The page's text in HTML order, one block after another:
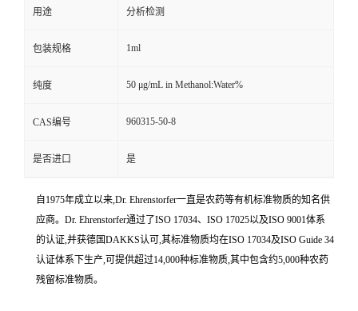
用途 分析检测
包装规格 1ml
纯度 50 μg/mL in Methanol:Water%
CAS编号 960315-50-8
是否进口 是
自1975年成立以来,Dr. Ehrenstorfer一直是农药等有机标准物质的知名供
应商。Dr. Ehrenstorfer通过了ISO 17034、ISO 17025以及ISO 9001体系
的认证,并获德国DAKKS认可,其标准物质均在ISO 17034及ISO Guide 34
认证体系下生产,可提供超过14,000种标准物质,其中包含约5,000种农药
残留标准物质。